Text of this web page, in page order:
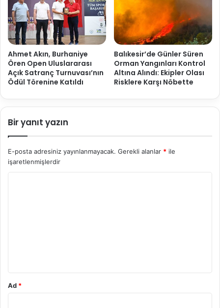
Ahmet Akın, Burhaniye
Ören Open Uluslararası
Açık Satranç Turnuvası’nın
Ödül Törenine Katıldı
Balıkesir’de Günler Süren
Orman Yangınları Kontrol
Altına Alındı: Ekipler Olası
Risklere Karşı Nöbette
Bir yanıt yazın
E-posta adresiniz yayınlanmayacak. Gerekli alanlar * ile
işaretlenmişlerdir
Ad *